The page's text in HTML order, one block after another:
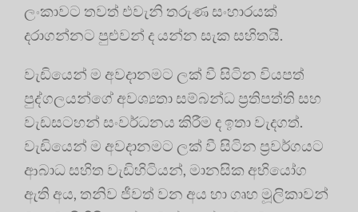
ලංකාවට තවත් එවැනි තරුණ සංහාරයක්
දරාගන්නට පුළුවන් ද යන්න සැක සහිතයි.
වැඩියෙන් ම අවදානමට ලක් වී සිටින වියපත්
පුද්ගලයන්ගේ අවශ්‍යතා සම්බන්ධ ප්‍ර‍තිපත්ති සහ
වැඩසටහන් සංවර්ධනය කිරීම ද ඉතා වැදගත්.
වැඩියෙන් ම අවදානමට ලක් වී සිටින ප්‍ර‍වර්ගයට
ආබාධ සහිත වැඩිහිටියන්, මානසික අභියෝග
ඇති අය, තනිව ජීවත් වන අය හා ගෘහ මූලිකාවන්